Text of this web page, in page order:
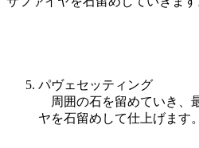
パヴェセッティング
周囲の石を留めていき、
ヤを石留めして仕上げます。